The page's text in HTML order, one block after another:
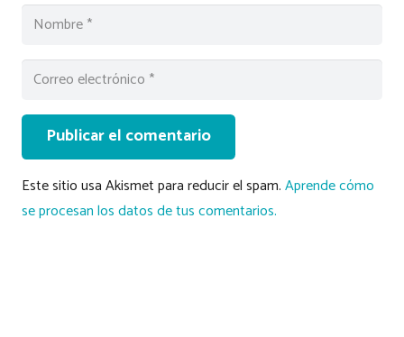
Publicar el comentario
Este sitio usa Akismet para reducir el spam.Aprende cómo
se procesan los datos de tus comentarios.